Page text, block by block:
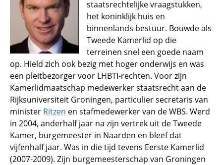
staatsrechtelijke vraagstukken,
het koninklijk huis en
binnenlands bestuur. Bouwde als
Tweede Kamerlid op die
terreinen snel een goede naam
op. Hield zich ook bezig met hoger onderwijs en was
een pleitbezorger voor LHBTI-rechten. Voor zijn
Kamerlidmaatschap medewerker staatsrecht aan de
Rijksuniversiteit Groningen, particulier secretaris van
minister Ritzen en stafmedewerker van de WBS. Werd
in 2004, anderhalf jaar na zijn vertrek uit de Tweede
Kamer, burgemeester in Naarden en bleef dat
vijfenhalf jaar. Was in die tijd tevens Eerste Kamerlid
(2007-2009). Zijn burgemeesterschap van Groningen